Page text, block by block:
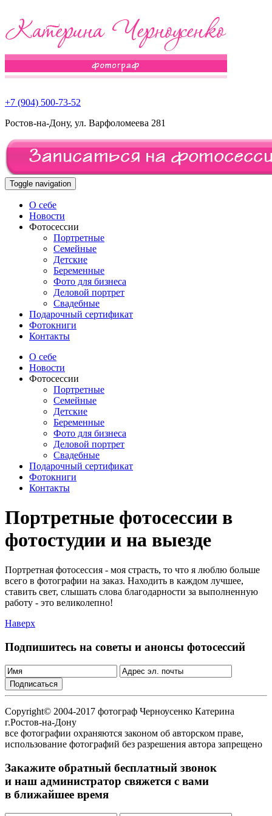
+7 (904) 500-73-52
Ростов-на-Дону, ул. Варфоломеева 281
Toggle navigation
О себе
Новости
Фотосессии
Портретные
Семейные
Детские
Беременные
Фото для бизнеса
Деловой портрет
Свадебные
Подарочный сертификат
Фотокниги
Контакты
О себе
Новости
Фотосессии
Портретные
Семейные
Детские
Беременные
Фото для бизнеса
Деловой портрет
Свадебные
Подарочный сертификат
Фотокниги
Контакты
Портретные фотосессии в
фотостудии и на выезде
Портретная фотосессия - моя страcть, то что я люблю больше
всего в фотографии на заказ. Находить в каждом лучшее,
ставить свет, слышать слова благодарности за выполненную
работу - это великолепно!
Наверх
Подпишитесь на советы и анонсы фотосессий
Copyright© 2004-2017 фотограф Черноусенко Катерина
г.Ростов-на-Дону
все фотографии охраняются законом об авторском праве,
использование фотографий без разрешения автора запрещено
Закажите обратный бесплатный звонок
и наш администратор свяжется с вами
в ближайшее время